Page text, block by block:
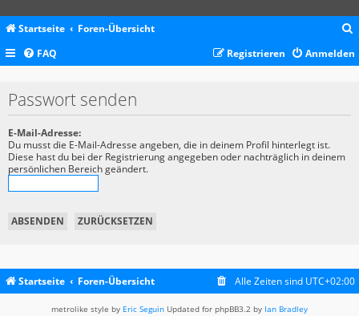
Startseite Foren-Übersicht
c
FAQ Anmelden
Registrieren
Passwort senden
E-Mail-Adresse:
Du musst die E-Mail-Adresse angeben, die in deinem Profil hinterlegt ist.
Diese hast du bei der Registrierung angegeben oder nachträglich in deinem
persönlichen Bereich geändert.
Startseite Foren-Übersicht Alle Zeiten sind UTC+02:00
metrolike style by Eric Seguin Updated for phpBB3.2 by Ian Bradley